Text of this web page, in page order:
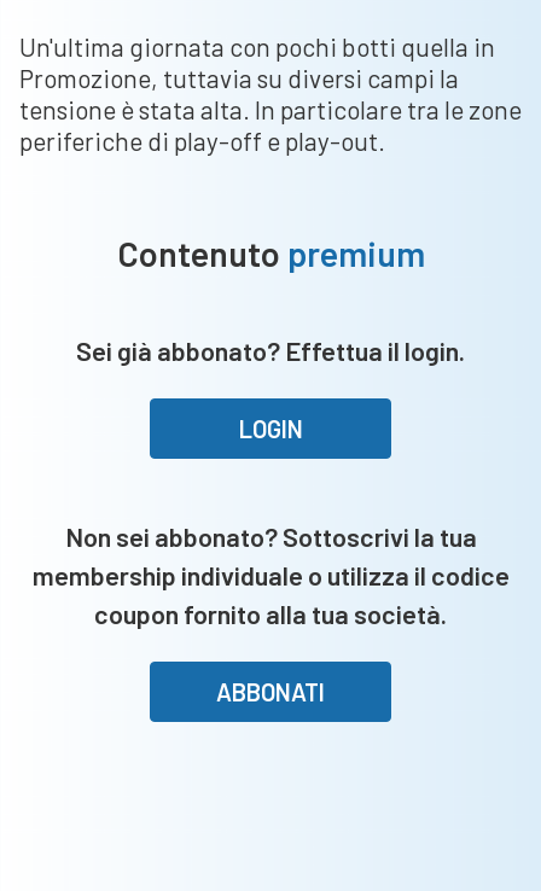
Un'ultima giornata con pochi botti quella in
Promozione, tuttavia su diversi campi la
tensione è stata alta. In particolare tra le zone
periferiche di play-off e play-out.
Contenuto premium
Sei già abbonato? Effettua il login.
LOGIN
Non sei abbonato? Sottoscrivi la tua
membership individuale o utilizza il codice
coupon fornito alla tua società.
ABBONATI